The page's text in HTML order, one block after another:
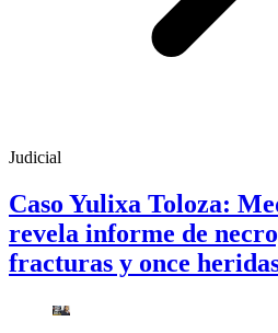
Judicial
Caso Yulixa Toloza:
revela informe de
fracturas y once